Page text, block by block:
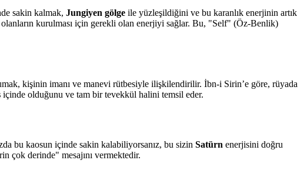
sakin kalmak, Jungiyen gölge ile yüzleşildiğini ve bu karanlık enerjinin artık
olanların kurulması için gerekli olan enerjiyi sağlar. Bu, "Self" (Öz-Benlik)
kişinin imanı ve manevi rütbesiyle ilişkilendirilir. İbn-i Sirin’e göre, rüyada
içinde olduğunu ve tam bir tevekkül halini temsil eder.
bu kaosun içinde sakin kalabiliyorsanız, bu sizin Satürn enerjisini doğru
çok derinde" mesajını vermektedir.